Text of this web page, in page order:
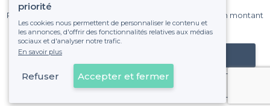
Pas de commissions et sans engagement, vous payez un montant
fixe sans risque de voir déraper la facture.
Référencer mon établissement
Déjà client
priorité
Les cookies nous permettent de personnaliser le contenu et
les annonces, d'offrir des fonctionnalités relatives aux médias
sociaux et d'analyser notre trafic.
En savoir plus
Refuser Accepter et fermer